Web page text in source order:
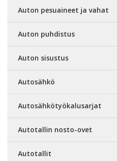
Auton pesuaineet ja vahat
Auton puhdistus
Auton sisustus
Autosähkö
Autosähkötyökalusarjat
Autotallin nosto-ovet
Autotallit